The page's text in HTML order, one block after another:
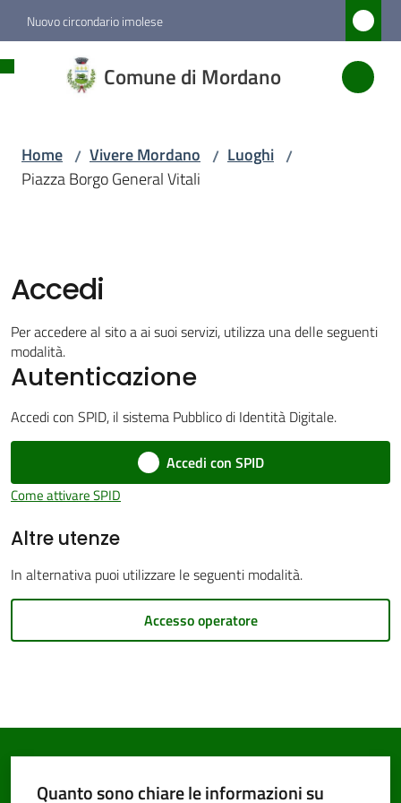
Vai al contenuto
Vai alla navigazione
Vai al footer
Nuovo circondario imolese
Comune di Mordano
di
Amministrazione
Servizi
Vivere
Mordano
Servizi
on-
Seguici
Home / Vivere Mordano / Luoghi /
Piazza Borgo General Vitali
Accedi
Per accedere al sito a ai suoi servizi, utilizza una delle seguenti
modalità.
Autenticazione
Accedi con SPID, il sistema Pubblico di Identità Digitale.
Accedi con SPID
Come attivare SPID
Altre utenze
In alternativa puoi utilizzare le seguenti modalità.
Accesso operatore
Quanto sono chiare le informazioni su